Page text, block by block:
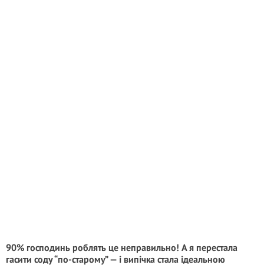
90% господинь роблять це неправильно! А я перестала
гасити соду “по-старому” — і випічка стала ідеальною